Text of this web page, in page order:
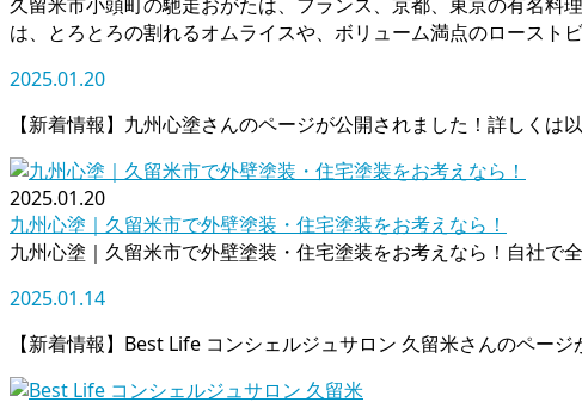
は、とろとろの割れるオムライスや、ボリューム満点のロースト
2025.01.20
【新着情報】九州心塗さんのページが公開されました！詳しくは
2025.01.20
九州心塗｜久留米市で外壁塗装・住宅塗装をお考えなら！
九州心塗｜久留米市で外壁塗装・住宅塗装をお考えなら！自社で
2025.01.14
【新着情報】Best Life コンシェルジュサロン 久留米さんのペー